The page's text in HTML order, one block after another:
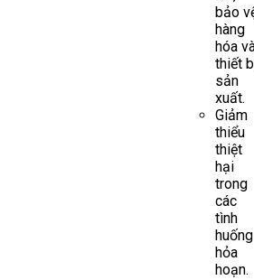
bảo
hàng
hóa
thiết
sản
xuất.
Giảm
thiểu
thiệt
hại
trong
các
tình
huống
hỏa
hoạn.